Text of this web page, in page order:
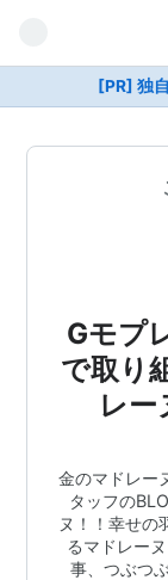
[PR] 独
Gモプ
で取り
レー
金のマドレー
タッフの
ヌ！！幸せの
るマドレー
事、つぶつ